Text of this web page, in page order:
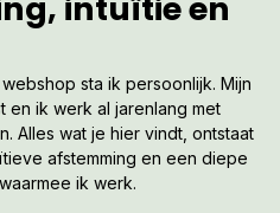
intuïtie en
sta ik persoonlijk. Mijn
en ik werk al jarenlang met
Alles wat je hier vindt, ontstaat
afstemming en een diepe
ik werk.